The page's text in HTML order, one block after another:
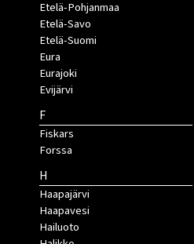
Etelä-Pohjanmaa
Etelä-Savo
Etelä-Suomi
Eura
Eurajoki
Evijärvi
F
Fiskars
Forssa
H
Haapajärvi
Haapavesi
Hailuoto